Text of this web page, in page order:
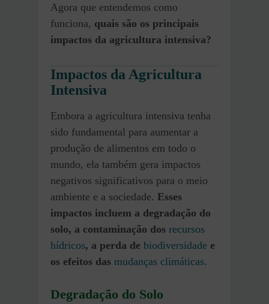
Agora que entendemos como
funciona, quais são os principais
impactos da agricultura intensiva?
Impactos da Agricultura
Intensiva
Embora a agricultura intensiva tenha
sido fundamental para aumentar a
produção de alimentos em todo o
mundo, ela também gera impactos
negativos significativos para o meio
ambiente e a sociedade. Esses
impactos incluem a degradação do
solo, a contaminação dos recursos
hídricos, a perda de biodiversidade e
os efeitos das mudanças climáticas.
Degradação do Solo